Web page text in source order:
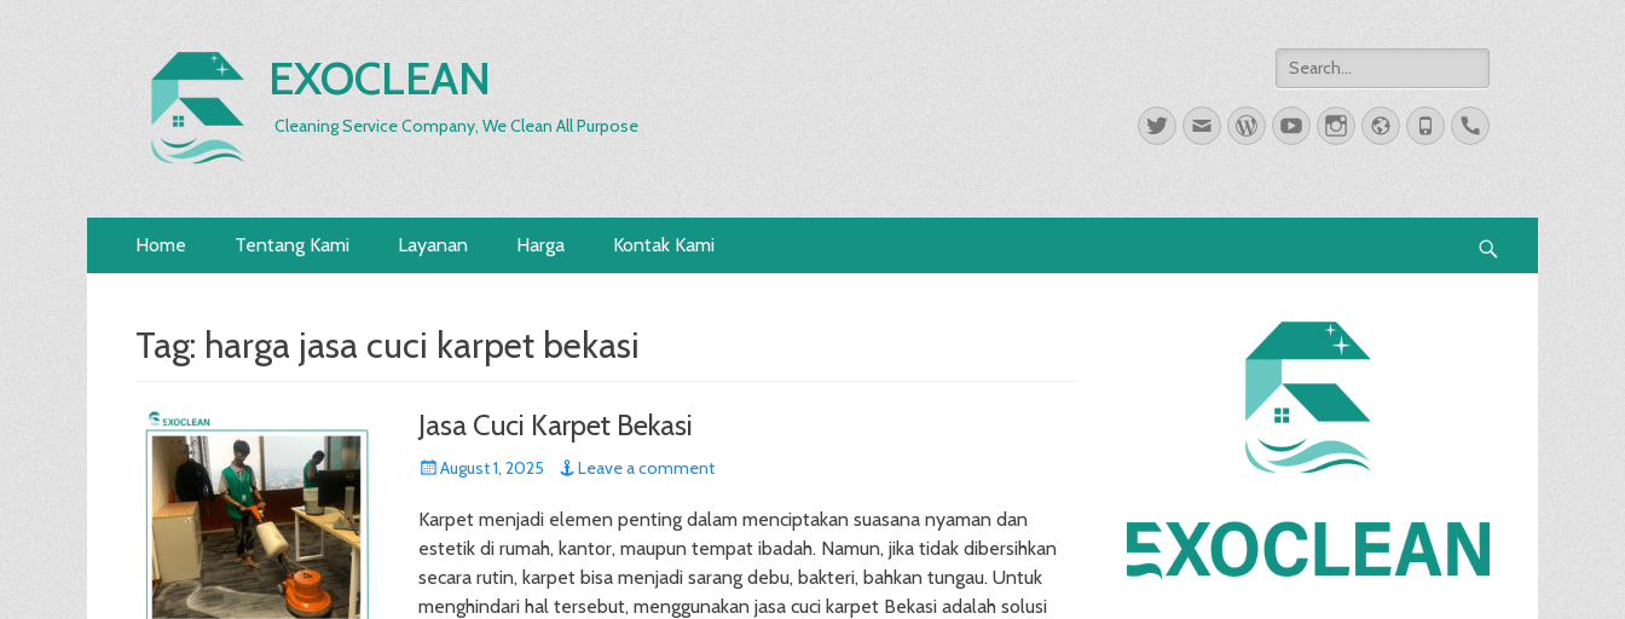
EXOCLEAN
Cleaning Service Company, We Clean All Purpose
Search
for:
TwitterEmailWordPress
YouTubeInstagram
Website
PhoneHandset
Primary
Menu
Home Tentang Kami Layanan Harga Kontak Kami
Tag: harga jasa cuci karpet bekasi
Jasa Cuci Karpet Bekasi
Posted
August 1, 2025 Leave a comment
Karpet menjadi elemen penting dalam menciptakan suasana nyaman dan
estetik di rumah, kantor, maupun tempat ibadah. Namun, jika tidak dibersihkan
secara rutin, karpet bisa menjadi sarang debu, bakteri, bahkan tungau. Untuk
menghindari hal tersebut, menggunakan jasa cuci karpet Bekasi adalah solusi